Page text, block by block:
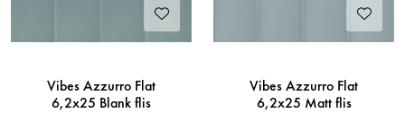
Vibes Azzurro Flat
6,2x25 Blank flis
Vibes Azzurro Flat
6,2x25 Matt flis